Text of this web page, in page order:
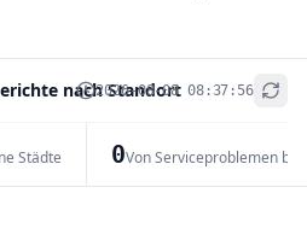
nach Standort
2026-08-08 08:37:56
Städte 0Von Serviceproblemen
+